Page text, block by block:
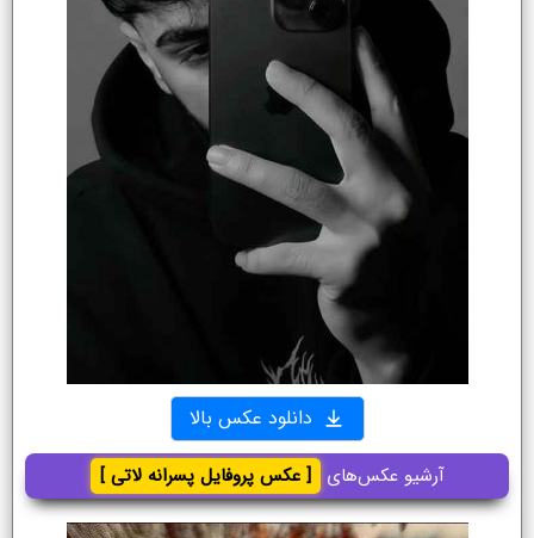
دانلود عکس بالا
آرشیو عکس‌های [ عکس پروفایل پسرانه لاتی ]